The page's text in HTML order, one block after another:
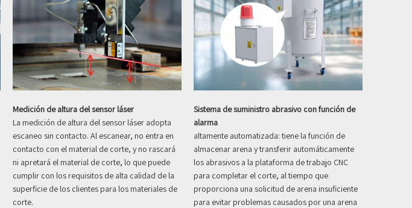
Medición de altura del sensor láser
La medición de altura del sensor láser adopta
escaneo sin contacto. Al escanear, no entra en
contacto con el material de corte, y no rascará
ni apretará el material de corte, lo que puede
cumplir con los requisitos de alta calidad de la
superficie de los clientes para los materiales de
corte.
Sistema de suministro abrasivo con función de
alarma
altamente automatizada: tiene la función de
almacenar arena y transferir automáticamente
los abrasivos a la plataforma de trabajo CNC
para completar el corte, al tiempo que
proporciona una solicitud de arena insuficiente
para evitar problemas causados ​​por una arena